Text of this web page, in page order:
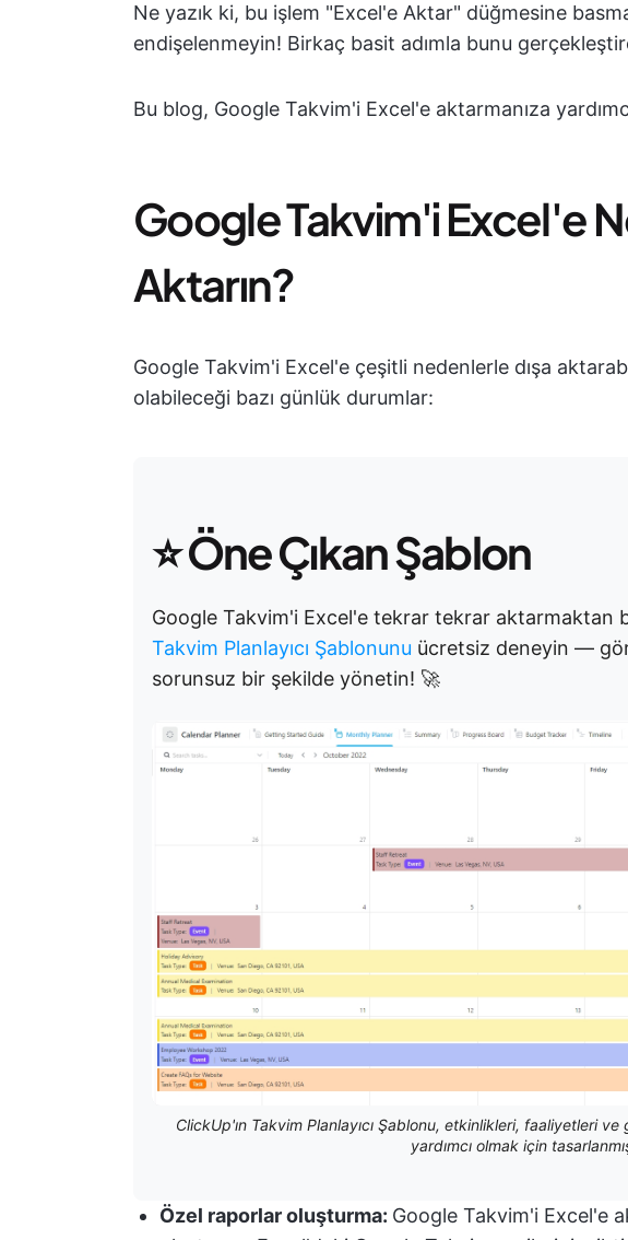
Ne yazık ki, bu işlem "Excel'e Aktar" düğmesine
endişelenmeyin! Birkaç basit adımla bunu
Bu blog, Google Takvim'i Excel'e aktarmanıza
Google Takvim'i Excel'e
Aktarın?
Google Takvim'i Excel'e çeşitli nedenlerle dışa
olabileceği bazı günlük durumlar:
⭐Öne Çıkan Şablon
Google Takvim'i Excel'e tekrar tekrar aktarmaktan
Takvim Planlayıcı Şablonunu ücretsiz deneyin —
sorunsuz bir şekilde yönetin! 🚀
ClickUp'ın Takvim Planlayıcı Şablonu, etkinlikleri, faaliyetleri
yardımcı olmak için
Özel raporlar oluşturma: Google Takvim'i Excel'e